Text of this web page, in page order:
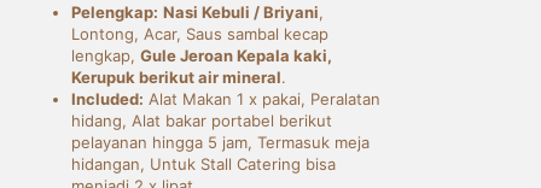
Pelengkap: Nasi Kebuli / Briyani,
Lontong, Acar, Saus sambal kecap
lengkap, Gule Jeroan Kepala kaki,
Kerupuk berikut air mineral.
Included: Alat Makan 1 x pakai, Peralatan
hidang, Alat bakar portabel berikut
pelayanan hingga 5 jam, Termasuk meja
hidangan, Untuk Stall Catering bisa